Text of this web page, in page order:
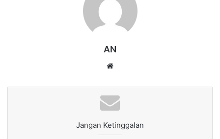
AN
Jangan Ketinggalan